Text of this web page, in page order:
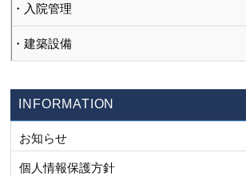
入院管理
建築設備
INFORMATION
お知らせ
個人情報保護方針